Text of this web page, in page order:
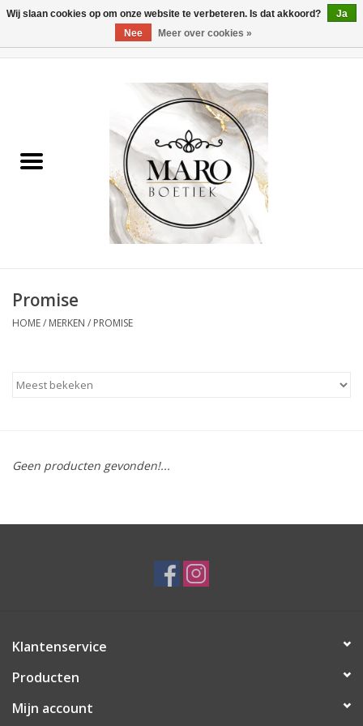
Heren
Promise
HOME/ MERKEN / PROMISE
Geen producten gevonden!...
Klantenservice
Producten
Mijn account
Wij slaan cookies op om onze website te verbeteren. Is dat akkoord?
Ja
Nee
Meer over cookies »